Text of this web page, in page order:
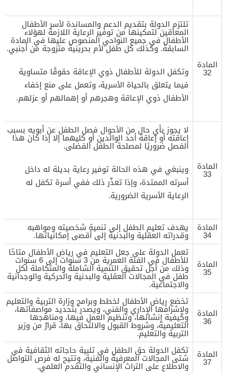
المادة
32
تلتزم الدولة بتقديم الدعم والمساندة لأسر الأطفال
المعاقين لتمكينها من توفير الرعاية اللازمة لهؤلاء
الأطفال في جميع النواحي المنصوص عليها في المادة
السابقة. وكذلك كل طفل لأم بحرينية متزوجة من أجنبي.
وتكفل الدولة للأطفال ذوي الإعاقة حقوقًا متساوية
فيما يتعلق بالحياة الأسرية، وتعمل على منع إخفاء
الأطفال ذوي الإعاقة وهجرهم أو إهمالهم أو عزلهم.
المادة
33
لا يجوز بأي حال من الأحوال فصل الطفل عن أبويه بسبب
إعاقته أو إعاقة أحد الوالدين أو كليهما إلا إذا كان هذا
الفصل ضروريًا لمصلحة الطفل الفضلى.
وينبغي في هذه الحالة توفير رعاية بديلة له داخل
أسرته الممتدة، وإذا تعذّر ذلك ففي أسرة تكفل له
الرعاية الأسرية الضرورية.
المادة
34
يهدف تعليم الطفل إلى تنمية شخصيته ومواهبه
وقدراته العقلية والبدنية إلى أقصى إمكانياتها.
المادة
35
تعمل الدولة على جعل التعليم في رياض الأطفال متاحًا
للأطفال في الفئة العمرية من 3 سنوات إلى 6 سنوات
وذلك من أجل تحقيق التنمية الشاملة والمتكاملة لكل
طفل في المجالات العقلية والبدنية والحركية والوجدانية
والاجتماعية.
المادة
36
تخضع رياض الأطفال لخطط وبرامج وزارة التربية والتعليم
ولإشرافها الإداري والفني، ويصدر بتحديد مواصفاتها،
وكيفية إنشائها، وتنظيم العمل فيها، ومناهجها
التعليمية، وشروط القبول والالتحاق بها، قرارٌ من وزير
التربية والتعليم.
المادة
37
تكفل الدولة حق الطفل في تلبية حاجاته الثقافية في
شتى المجالات المعرفية والفنية، وتتيح له فرص التواصل
والاطلاع على التراث الإنساني والتقدم العلمي.